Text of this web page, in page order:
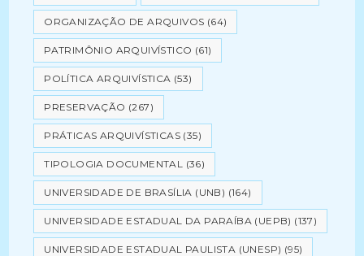
ORGANIZAÇÃO DE ARQUIVOS (64)
PATRIMÔNIO ARQUIVÍSTICO (61)
POLÍTICA ARQUIVÍSTICA (53)
PRESERVAÇÃO (267)
PRÁTICAS ARQUIVÍSTICAS (35)
TIPOLOGIA DOCUMENTAL (36)
UNIVERSIDADE DE BRASÍLIA (UNB) (164)
UNIVERSIDADE ESTADUAL DA PARAÍBA (UEPB) (137)
UNIVERSIDADE ESTADUAL PAULISTA (UNESP) (95)